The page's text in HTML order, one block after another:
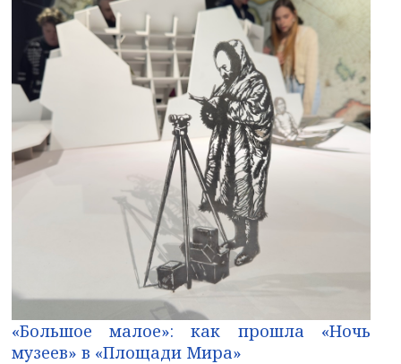
«Большое малое»: как прошла «Ночь
музеев» в «Площади Мира»